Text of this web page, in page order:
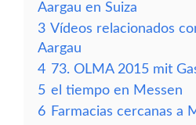
Aargau en Suiza
3 Vídeos relacionados
Aargau
4 73. OLMA 2015 mit
5 el tiempo en Messen
6 Farmacias cercanas a